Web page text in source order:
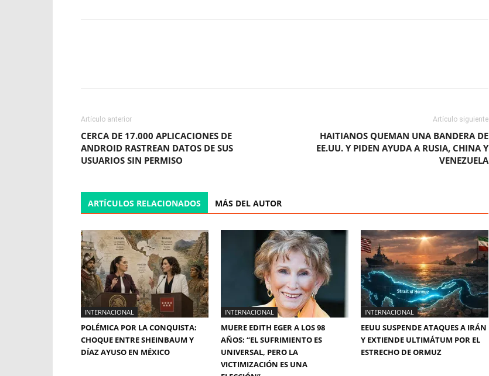
Artículo anterior
CERCA DE 17.000 APLICACIONES DE
ANDROID RASTREAN DATOS DE SUS
USUARIOS SIN PERMISO
Artículo siguiente
HAITIANOS QUEMAN UNA BANDERA DE
EE.UU. Y PIDEN AYUDA A RUSIA, CHINA Y
VENEZUELA
ARTÍCULOS RELACIONADOS MÁS DEL AUTOR
INTERNACIONAL
POLÉMICA POR LA CONQUISTA:
CHOQUE ENTRE SHEINBAUM Y
DÍAZ AYUSO EN MÉXICO
INTERNACIONAL
MUERE EDITH EGER A LOS 98
AÑOS: “EL SUFRIMIENTO ES
UNIVERSAL, PERO LA
VICTIMIZACIÓN ES UNA
INTERNACIONAL
EEUU SUSPENDE ATAQUES A IRÁN
Y EXTIENDE ULTIMÁTUM POR EL
ESTRECHO DE ORMUZ